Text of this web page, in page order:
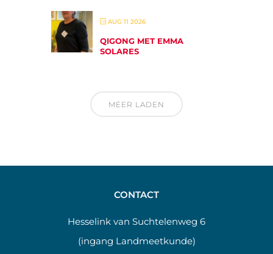
AUG 11 2026
QIGONG MET EMMA
SOLARES
MEER LADEN
CONTACT
Hesselink van Suchtelenweg 6
(ingang Landmeetkunde)